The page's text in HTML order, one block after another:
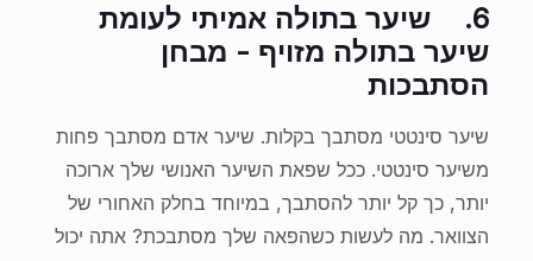
6.
שיער בתולה אמיתי לעומת
שיער בתולה מזויף - מבחן
הסתבכות
שיער סינטטי מסתבך בקלות. שיער אדם מסתבך פחות
משיער סינטטי. ככל שפאת השיער האנושי שלך ארוכה
יותר, כך קל יותר להסתבך, במיוחד בחלק האחורי של
הצוואר. מה לעשות כשהפאה שלך מסתבכת? אתה יכול